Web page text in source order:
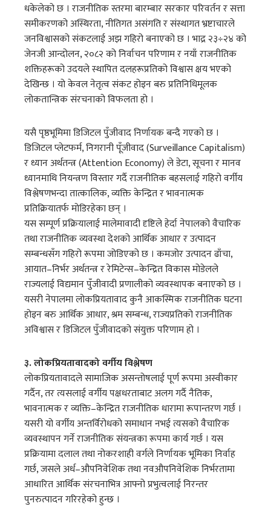
धकेलेको छ । राजनीतिक स्तरमा बारम्बार सरकार परिवर्तन र सत्ता
समीकरणको अस्थिरता, नीतिगत असंगति र संस्थागत भ्रष्टाचारले
जनविश्वासको संकटलाई अझ गहिरो बनाएको छ । भाद्र २३÷२४ को
जेनजी आन्दोलन, २०८२ को निर्वाचन परिणाम र नयाँ राजनीतिक
शक्तिहरूको उदयले स्थापित दलहरूप्रतिको विश्वास क्षय भएको
देखिन्छ । यो केवल नेतृत्व संकट होइन बरु प्रतिनिधिमूलक
लोकतान्त्रिक संरचनाको विफलता हो ।
यसै पृष्ठभूमिमा डिजिटल पुँजीवाद निर्णायक बन्दै गएको छ ।
डिजिटल प्लेटफर्म, निगरानी पूँजीवाद (Surveillance Capitalism)
र ध्यान अर्थतन्त्र (Attention Economy) ले डेटा, सूचना र मानव
ध्यानमाथि नियन्त्रण विस्तार गर्दै राजनीतिक बहसलाई गहिरो वर्गीय
विश्लेषणभन्दा तात्कालिक, व्यक्ति केन्द्रित र भावनात्मक
प्रतिक्रियातर्फ मोडिरहेका छन् ।
यस सम्पूर्ण प्रक्रियालाई मालेमावादी दृष्टिले हेर्दा नेपालको वैचारिक
तथा राजनीतिक व्यवस्था देशको आर्थिक आधार र उत्पादन
सम्बन्धसँग गहिरो रूपमा जोडिएको छ । कमजोर उत्पादन ढाँचा,
आयात–निर्भर अर्थतन्त्र र रेमिटेन्स–केन्द्रित विकास मोडेलले
राज्यलाई विद्यमान पुँजीवादी प्रणालीको व्यवस्थापक बनाएको छ ।
यसरी नेपालमा लोकप्रियतावाद कुनै आकस्मिक राजनीतिक घटना
होइन बरु आर्थिक आधार, श्रम सम्बन्ध, राज्यप्रतिको राजनीतिक
अविश्वास र डिजिटल पुँजीवादको संयुक्त परिणाम हो ।
३. लोकप्रियतावादको वर्गीय विश्लेषण
लोकप्रियतावादले सामाजिक असन्तोषलाई पूर्ण रूपमा अस्वीकार
गर्दैन, तर त्यसलाई वर्गीय पक्षधरताबाट अलग गर्दै नैतिक,
भावनात्मक र व्यक्ति–केन्द्रित राजनीतिक धारामा रूपान्तरण गर्छ ।
यसरी यो वर्गीय अन्तर्विरोधको समाधान नभई त्यसको वैचारिक
व्यवस्थापन गर्ने राजनीतिक संयन्त्रका रूपमा कार्य गर्छ । यस
प्रक्रियामा दलाल तथा नोकरशाही वर्गले निर्णायक भूमिका निर्वाह
गर्छ, जसले अर्ध–औपनिवेशिक तथा नवऔपनिवेशिक निर्भरतामा
आधारित आर्थिक संरचनाभित्र आफ्नो प्रभुत्वलाई निरन्तर
पुनरुत्पादन गरिरहेको हुन्छ ।